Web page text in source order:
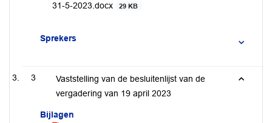
31-5-2023.docx
29 KB
Sprekers
3
Vaststelling van de besluitenlijst van de
vergadering van 19 april 2023
Bijlagen